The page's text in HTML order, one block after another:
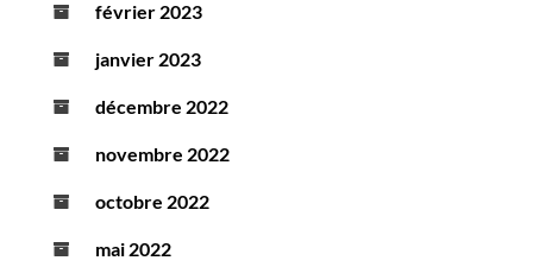
février 2023
janvier 2023
décembre 2022
novembre 2022
octobre 2022
mai 2022